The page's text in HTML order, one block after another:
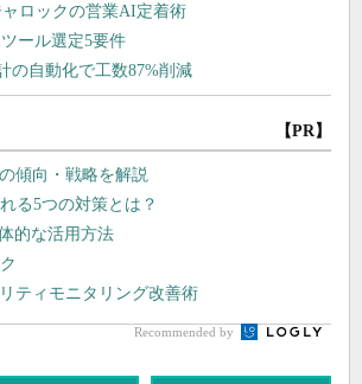
【PR】
傾向・戦略を解説
る5つの対策とは？
的な活用方法
ティモニタリング改善術
Recommended by